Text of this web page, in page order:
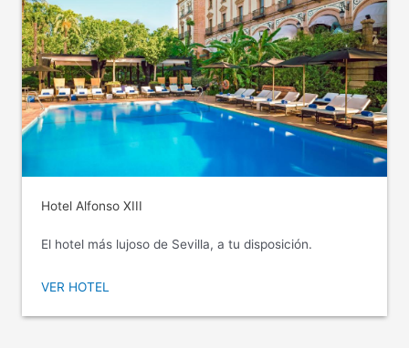
Hotel Alfonso XIII
El hotel más lujoso de Sevilla, a tu disposición.
VER HOTEL